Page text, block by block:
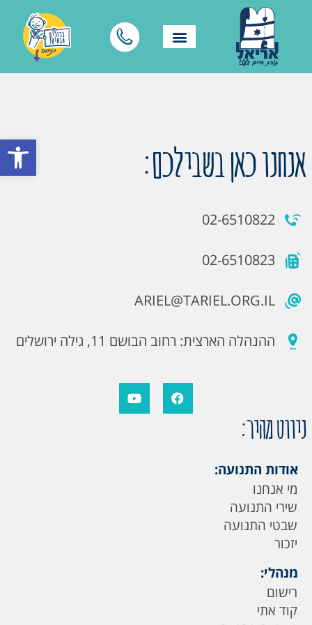
פתח אנחנו כאן בשבילכם:
02-6510822
02-6510823
ARIEL@TARIEL.ORG.IL
ההנהלה הארצית: רחוב הבושם 11, גילה ירושלים
ניווט מהיר:
אודות התנועה:
מי אנחנו
שירי התנועה
שבטי התנועה
יזכור
מנהלי:
רישום
קוד אתי